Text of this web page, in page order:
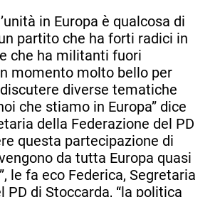
in Europa è qualcosa di
partito che ha forti radici in
che ha militanti fuori
momento molto bello per
diverse tematiche
che stiamo in Europa” dice
della Federazione del PD
questa partecipazione di
da tutta Europa quasi
le fa eco Federica, Segretaria
PD di Stoccarda, “la politica